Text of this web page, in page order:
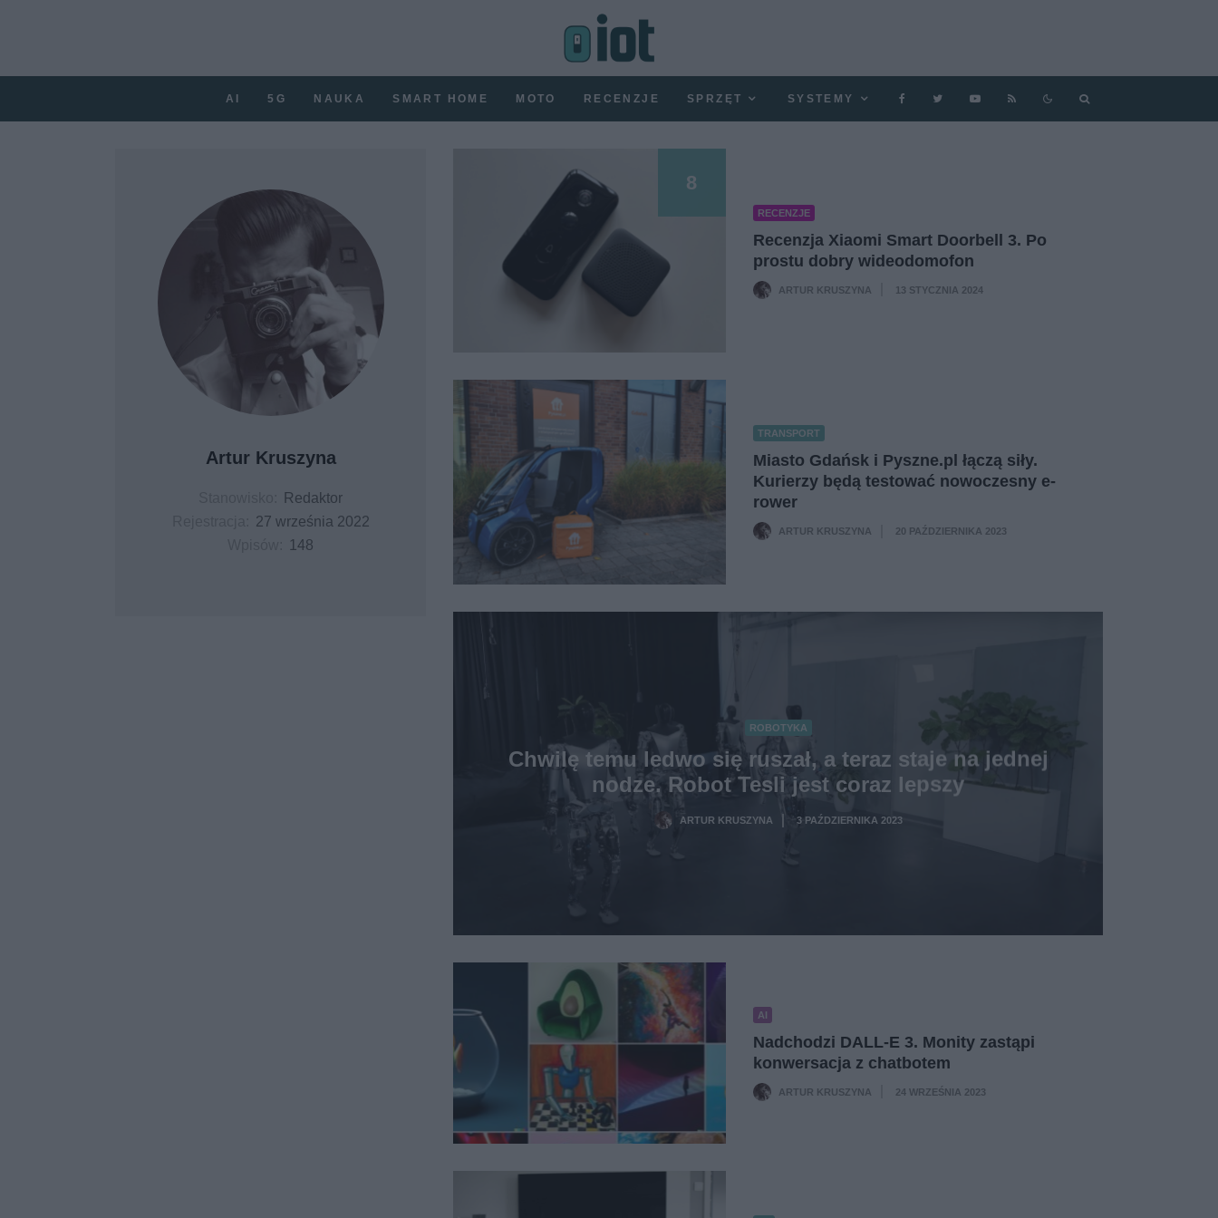
AI 5G NAUKA SMART HOME MOTO RECENZJE SPRZĘT SYSTEMY
Artur Kruszyna
Redaktor
27 września 2022
148
8
RECENZJE
Recenzja Xiaomi Smart Doorbell 3. Po
prostu dobry wideodomofon
ARTUR KRUSZYNA 13 STYCZNIA 2024
TRANSPORT
Miasto Gdańsk i Pyszne.pl łączą siły.
Kurierzy będą testować nowoczesny e-
rower
ARTUR KRUSZYNA 20 PAŹDZIERNIKA 2023
ROBOTYKA
Chwilę temu ledwo się ruszał, a teraz staje na jednej
nodze. Robot Tesli jest coraz lepszy
ARTUR KRUSZYNA 3 PAŹDZIERNIKA 2023
AI
Nadchodzi DALL-E 3. Monity zastąpi
konwersacja z chatbotem
ARTUR KRUSZYNA 24 WRZEŚNIA 2023